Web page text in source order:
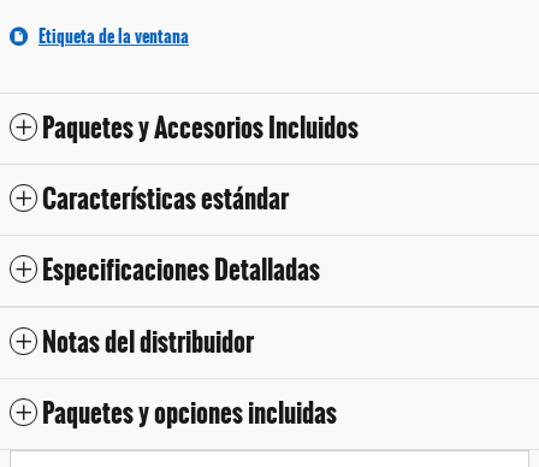
Etiqueta de la ventana
Paquetes y Accesorios Incluidos
Características estándar
Especificaciones Detalladas
Notas del distribuidor
Paquetes y opciones incluidas